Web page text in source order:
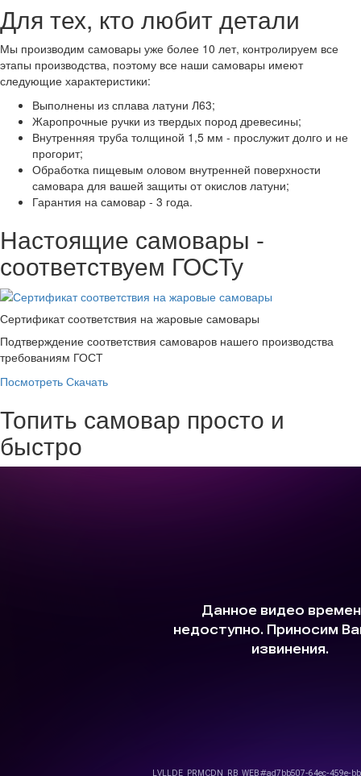
Для тех, кто любит детали
Мы производим самовары уже более 10 лет, контролируем все
этапы производства, поэтому все наши самовары имеют
следующие характеристики:
Выполнены из сплава латуни Л63;
Жаропрочные ручки из твердых пород древесины;
Внутренняя труба толщиной 1,5 мм - прослужит долго и не
прогорит;
Обработка пищевым оловом внутренней поверхности
самовара для вашей защиты от окислов латуни;
Гарантия на самовар - 3 года.
Настоящие самовары -
соответствуем ГОСТу
Сертификат соответствия на жаровые самовары
Подтверждение соответствия самоваров нашего производства
требованиям ГОСТ
Посмотреть Скачать
Топить самовар просто и
быстро